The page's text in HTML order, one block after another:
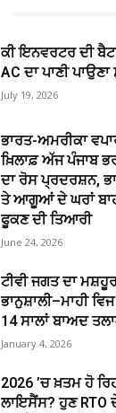
ਕੀ ਇਨਵਰਟਰ ਦੀ
AC ਦਾ ਪਾਣੀ
July 19, 2026
ਭਾਰਤ-ਅਮਰੀਕਾ
ਖ਼ਿਲਾਫ਼ ਅੱਜ ਪੰਜਾਬ
ਦਾ ਰੋਸ ਪ੍ਰਦਰਸ਼ਨ,
ਤੇ ਆਗੂਆਂ ਦੇ ਘਰਾਂ
ਫੂਕਣ ਦੀ ਤਿਆਰੀ
June 24, 2026
ਟੀਵੀ ਜਗਤ ਦਾ
ਭਾਨੁਸ਼ਾਲੀ–ਮਾਹੀ
14 ਸਾਲਾਂ ਬਾਅਦ
January 4, 2026
2026 ’ਚ ਖ਼ਤਮ ਹੋ
ਲਾਇਸੈਂਸ? ਹੁਣ RTO